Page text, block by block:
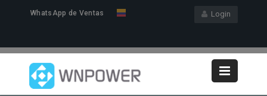
Login
WhatsApp de Ventas